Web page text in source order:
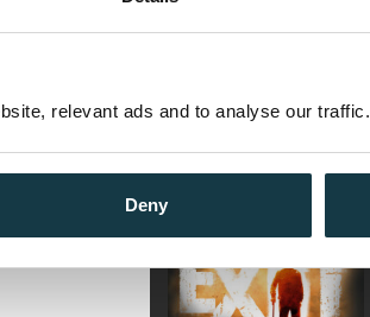
relevant ads and to analyse our traffic.
Deny